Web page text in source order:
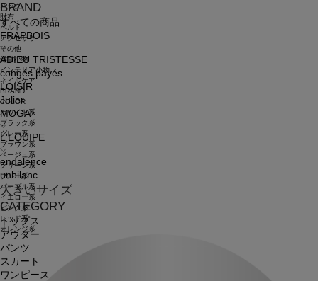
BRAND
すべての商品
FRAPBOIS
ADIEU TRISTESSE
congés payés
LOISIR
Julier
MOGA
L'EQUIPE
endalence
unbilanc
大きいサイズ
CATEGORY
トップス
アウター
パンツ
スカート
ワンピース
バッグ
財布
ベルト
アクセサリ
その他
雑貨小物
インテリア小物
ネイルケア
BRAND
COLOR
ホワイト系
ブラック系
グレー系
ブラウン系
ベージュ系
グリーン系
ブルー系
パープル系
イエロー系
ピンク系
レッド系
オレンジ系